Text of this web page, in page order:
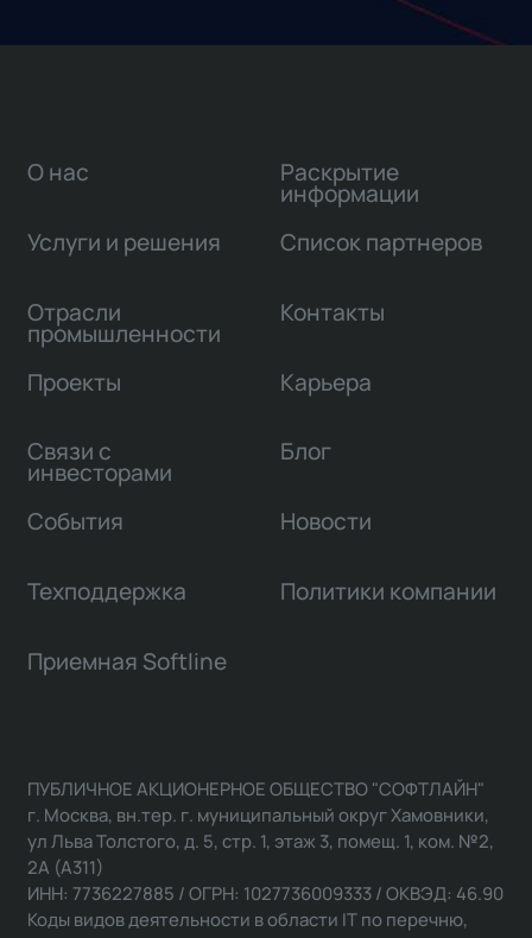
О нас
Услуги и решения
Отрасли
промышленности
Проекты
Связи с
инвесторами
Раскрытие
информации
Список партнеров
Контакты
Карьера
Блог
События Новости
Техподдержка Политики компании
Приемная Softline
ПУБЛИЧНОЕ АКЦИОНЕРНОЕ ОБЩЕСТВО "СОФТЛАЙН"
г. Москва, вн.тер. г. муниципальный округ Хамовники,
ул Льва Толстого, д. 5, стр. 1, этаж 3, помещ. 1, ком. №2,
2А (А311)
ИНН: 7736227885 / ОГРН: 1027736009333 / ОКВЭД: 46.90
Коды видов деятельности в области IT по перечню,